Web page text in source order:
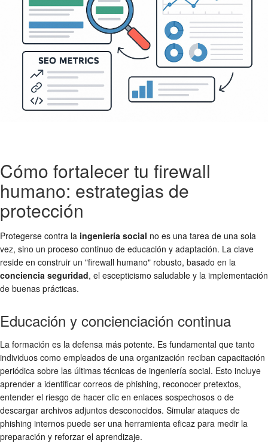
Cómo fortalecer tu firewall
humano: estrategias de
protección
Protegerse contra la ingeniería social no es una tarea de una sola
vez, sino un proceso continuo de educación y adaptación. La clave
reside en construir un "firewall humano" robusto, basado en la
conciencia seguridad, el escepticismo saludable y la implementación
de buenas prácticas.
Educación y concienciación continua
La formación es la defensa más potente. Es fundamental que tanto
individuos como empleados de una organización reciban capacitación
periódica sobre las últimas técnicas de ingeniería social. Esto incluye
aprender a identificar correos de phishing, reconocer pretextos,
entender el riesgo de hacer clic en enlaces sospechosos o de
descargar archivos adjuntos desconocidos. Simular ataques de
phishing internos puede ser una herramienta eficaz para medir la
preparación y reforzar el aprendizaje.